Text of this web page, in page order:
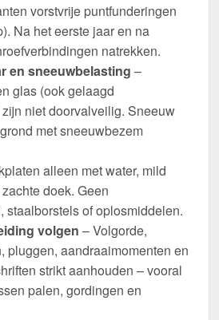
vorstvrije puntfunderingen
Na het eerste jaar en na
natrekken.
en sneeuwbelasting –
glas (ook gelaagd
niet doorvalveilig. Sneeuw
met sneeuwbezem
alleen met water, mild
doek. Geen
staalborstels of oplosmiddelen.
volgen – Volgorde,
pluggen, aandraaimomenten en
strikt aanhouden – vooral
palen, gordingen en